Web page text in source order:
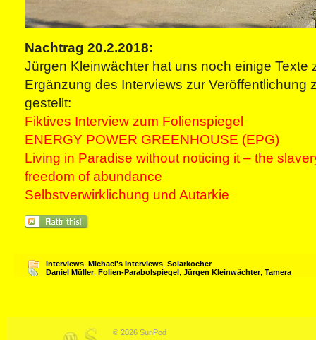
Nachtrag 20.2.2018:
Jürgen Kleinwächter hat uns noch einige Texte
Ergänzung des Interviews zur Veröffentlichung
gestellt:
Fiktives Interview zum Folienspiegel
ENERGY POWER GREENHOUSE (EPG)
Living in Paradise without noticing it – the
freedom of abundance
Selbstverwirklichung und Autarkie
Interviews Michael's Interviews Solarkocher
Daniel Müller, Folien-Parabolspiegel Jürgen Kleinwächter, Tamera
© 2026 SunPod